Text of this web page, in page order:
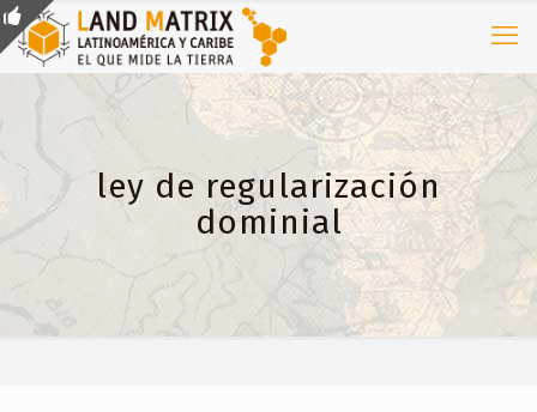
ley de regularización
dominial